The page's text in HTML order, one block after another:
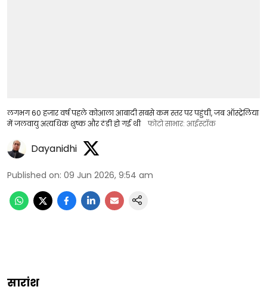
लगभग 60 हजार वर्ष पहले कोआला आबादी सबसे कम स्तर पर पहुंची, जब ऑस्ट्रेलिया
में जलवायु अत्यधिक शुष्क और ठंडी हो गई थी
फोटो साभार: आईस्टॉक
Dayanidhi
Published on: 09 Jun 2026, 9:54 am
सारांश